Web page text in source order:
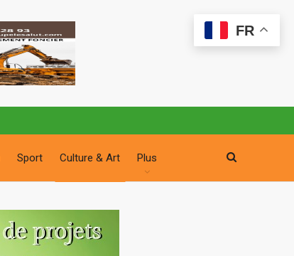
Sport Culture & Art Plus
FR